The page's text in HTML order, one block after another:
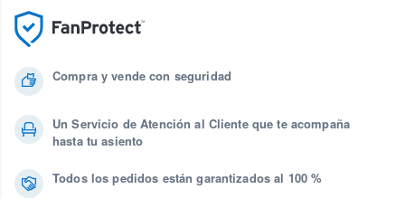
Compra y vende con seguridad
Un Servicio de Atención al Cliente que te acompaña
hasta tu asiento
Todos los pedidos están garantizados al 100 %